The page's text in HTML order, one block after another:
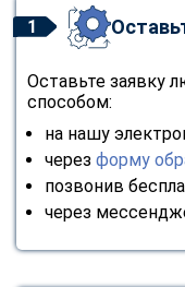
1
Оставьте заявку
способом:
на нашу
через форму
позвонив
через